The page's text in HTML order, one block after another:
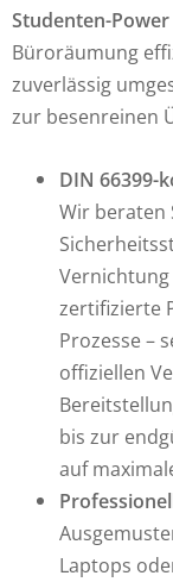
Studenten-
Büroräumung
zuverlässig
zur besenreinen
DIN 66399-
Wir beraten
zertifizierte
Prozesse –
offiziellen
bis zur
auf
Laptops